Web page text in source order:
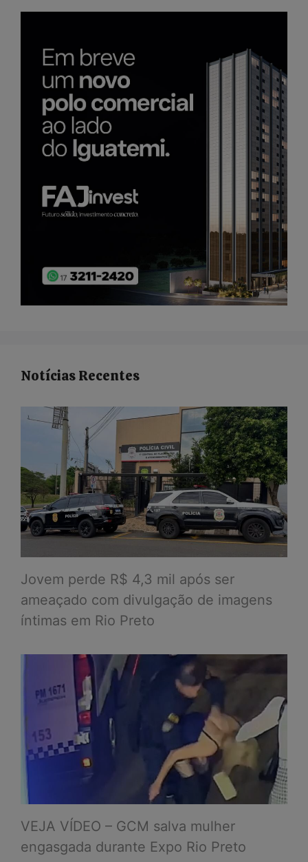
Notícias Recentes
Jovem perde R$ 4,3 mil após ser
ameaçado com divulgação de imagens
íntimas em Rio Preto
VEJA VÍDEO – GCM salva mulher
engasgada durante Expo Rio Preto